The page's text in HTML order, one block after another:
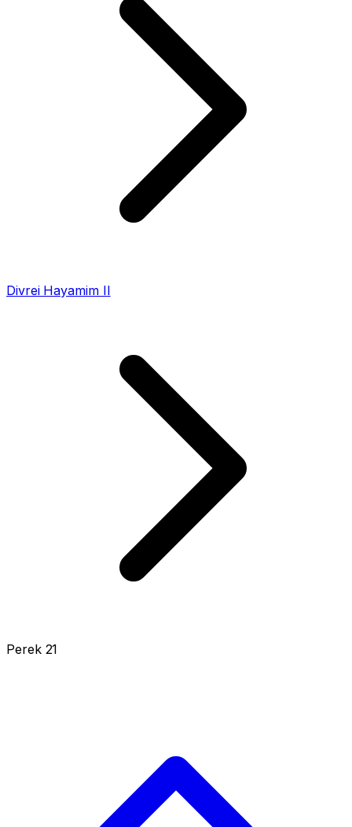
Divrei Hayamim II
Perek 21